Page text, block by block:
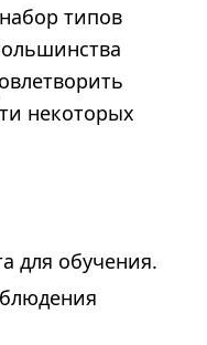
типов
некоторых
для обучения.